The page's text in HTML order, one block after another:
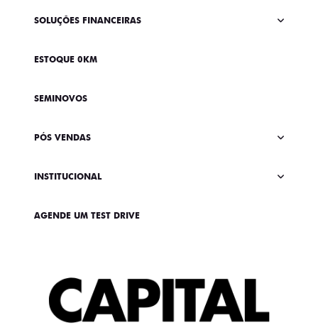
SOLUÇÕES FINANCEIRAS
ESTOQUE 0KM
SEMINOVOS
PÓS VENDAS
INSTITUCIONAL
AGENDE UM TEST DRIVE